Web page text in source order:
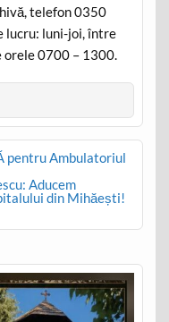
telefon 0350
lucru: luni-joi, între
0700 – 1300.
pentru Ambulatoriul
Aducem
din Mihăești!